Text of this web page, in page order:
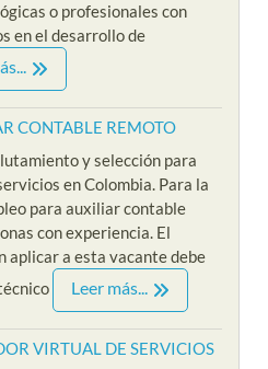
o profesionales con
en el desarrollo de
CONTABLE REMOTO
y selección para
en Colombia. Para la
para auxiliar contable
con experiencia. El
aplicar a esta vacante debe
Leer más...
VIRTUAL DE SERVICIOS